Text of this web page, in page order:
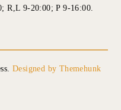
R,L 9-20:00; P 9-16:00.
Designed by Themehunk